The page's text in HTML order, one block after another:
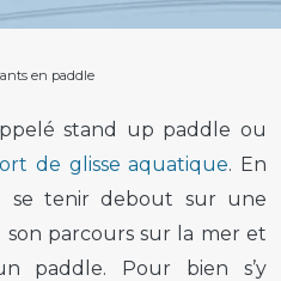
en paddle
stand up paddle ou
de glisse aquatique. En
se tenir debout sur une
parcours sur la mer et
paddle. Pour bien s’y